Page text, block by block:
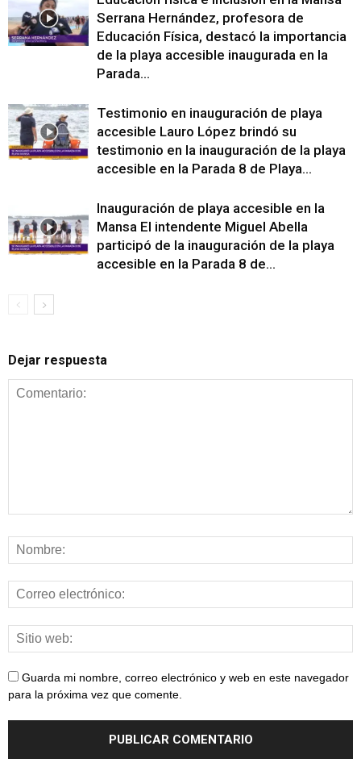
Serrana Hernández, profesora de
Educación Física, destacó la importancia
de la playa accesible inaugurada en la
Parada...
Testimonio en inauguración de playa
accesible Lauro López brindó su
testimonio en la inauguración de la playa
accesible en la Parada 8 de Playa...
Inauguración de playa accesible en la
Mansa El intendente Miguel Abella
participó de la inauguración de la playa
accesible en la Parada 8 de...
Dejar respuesta
Guarda mi nombre, correo electrónico y web en este navegador
para la próxima vez que comente.